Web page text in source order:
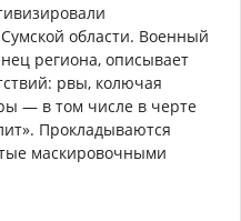
области. Военный
региона, описывает
рвы, колючая
— в том числе в черте
Прокладываются
маскировочными